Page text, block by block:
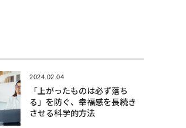
2024.02.04
「上がったものは必ず落ち
る」を防ぐ、幸福感を長続き
させる科学的方法